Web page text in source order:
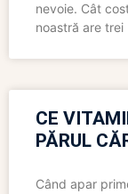
nevoie. Cât
noastră are trei
CE
PĂRUL
Când apar